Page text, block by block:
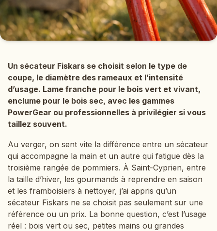
Un sécateur Fiskars se choisit selon le type de
coupe, le diamètre des rameaux et l’intensité
d’usage. Lame franche pour le bois vert et vivant,
enclume pour le bois sec, avec les gammes
PowerGear ou professionnelles à privilégier si vous
taillez souvent.
Au verger, on sent vite la différence entre un sécateur
qui accompagne la main et un autre qui fatigue dès la
troisième rangée de pommiers. À Saint-Cyprien, entre
la taille d’hiver, les gourmands à reprendre en saison
et les framboisiers à nettoyer, j’ai appris qu’un
sécateur Fiskars ne se choisit pas seulement sur une
référence ou un prix. La bonne question, c’est l’usage
réel : bois vert ou sec, petites mains ou grandes